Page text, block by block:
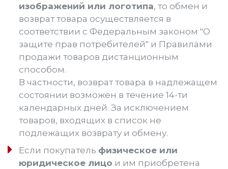
изображений или логотипа, то обмен и
возврат товара осуществляется в
соответствии с Федеральным законом "О
защите прав потребителей" и Правилами
продажи товаров дистанционным
способом.
В частности, возврат товара в надлежащем
состоянии возможен в течение 14-ти
календарных дней. За исключением
товаров, входящих в список не
подлежащих возврату и обмену.
Если покупатель физическое или
юридическое лицо и им приобретена